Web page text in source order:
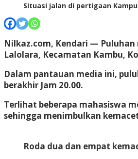
Situasi jalan di pertigaan
Nilkaz.com, Kendari — Puluhan
Lalolara, Kecamatan Kambu,
Dalam pantauan media ini,
berakhir Jam 20.00.
Terlihat beberapa mahasiswa
sehingga menimbulkan
Roda dua dan empat